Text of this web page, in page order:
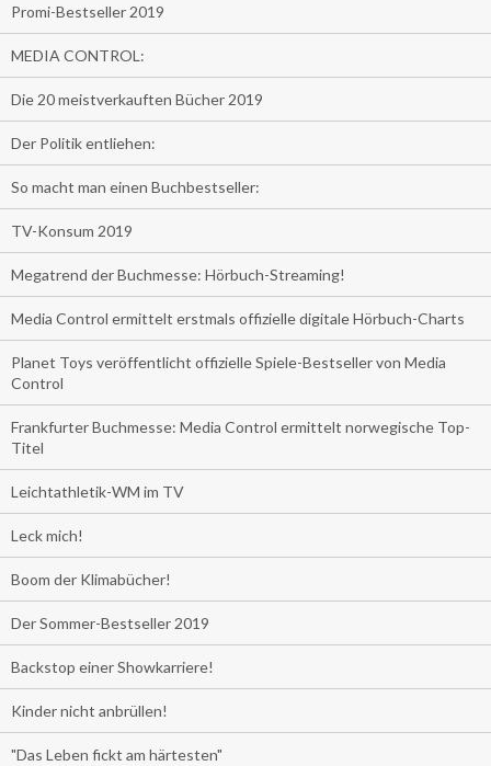
Promi-Bestseller 2019
MEDIA CONTROL:
Die 20 meistverkauften Bücher 2019
Der Politik entliehen:
So macht man einen Buchbestseller:
TV-Konsum 2019
Megatrend der Buchmesse: Hörbuch-Streaming!
Media Control ermittelt erstmals offizielle digitale Hörbuch-Charts
Planet Toys veröffentlicht offizielle Spiele-Bestseller von Media
Control
Frankfurter Buchmesse: Media Control ermittelt norwegische Top-
Titel
Leichtathletik-WM im TV
Leck mich!
Boom der Klimabücher!
Der Sommer-Bestseller 2019
Backstop einer Showkarriere!
Kinder nicht anbrüllen!
"Das Leben fickt am härtesten"